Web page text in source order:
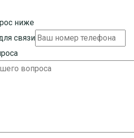
ниже
связи